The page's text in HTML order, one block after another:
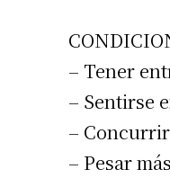
– Tener
– Sentirse
–
– Pesar